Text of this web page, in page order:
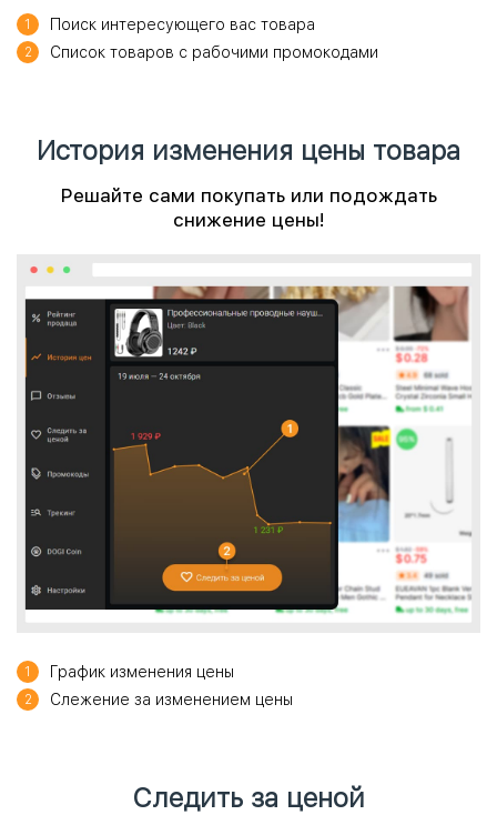
1 Поиск интересующего вас товара
2 Список товаров с рабочими промокодами
История изменения цены товара
Решайте сами покупать или подождать
снижение цены!
1 График изменения цены
2 Слежение за изменением цены
Следить за ценой